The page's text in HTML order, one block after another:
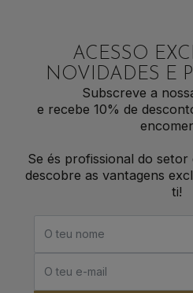
ACESSO
NOVIDADES E
Subscreve a
e recebe 10% de
Se és profissional do
descobre as vantagens
ti!